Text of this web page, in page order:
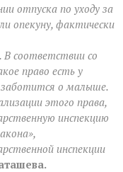
отпуска по уходу за
опекуну, фактически
. В соответствии со
право есть у
заботится о малыше.
этого права,
инспекцию
инспекции